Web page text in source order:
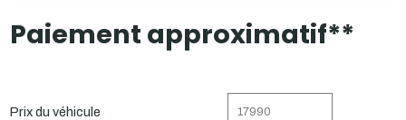
Paiement approximatif**
Prix du véhicule